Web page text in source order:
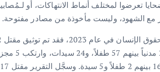
على قرابة 304 شهادة لضحايا تعرضوا لمختلف أنماط
مع الشهود، وليست مأخوذة من مصادر مفتوحة.